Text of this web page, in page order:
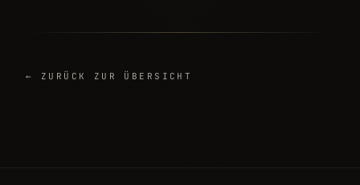
← ZURÜCK ZUR ÜBERSICHT